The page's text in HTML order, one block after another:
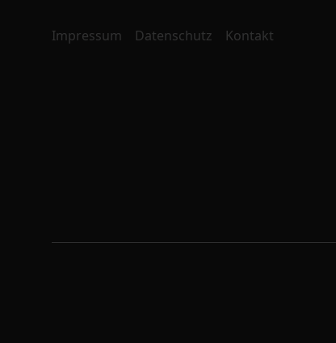
Impressum Datenschutz Kontakt